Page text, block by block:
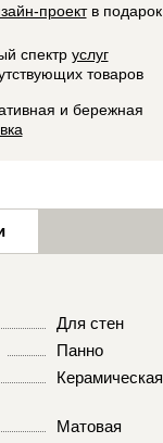
проектв подарок
спектр услуг
товаров
и бережная
Для стен
Панно
Керамическая
Матовая